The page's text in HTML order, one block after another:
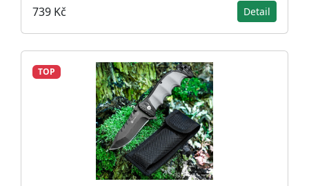
739 Kč Detail
TOP